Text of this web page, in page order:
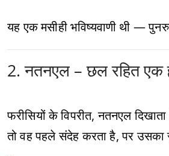
यह एक मसीही भविष्यवाणी थी —
2. नतनएल – छल रहित एक
फरीसियों के विपरीत, नतनएल
तो वह पहले संदेह करता है, पर उसका